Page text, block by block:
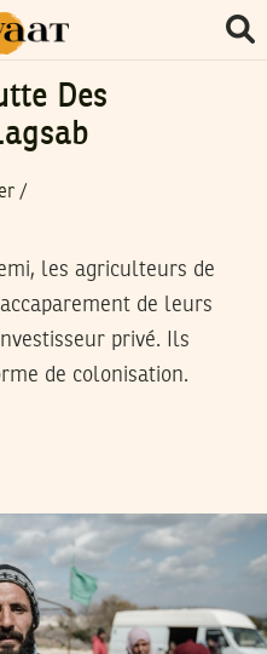
Des
/
les agriculteurs de
de leurs
privé. Ils
de colonisation.